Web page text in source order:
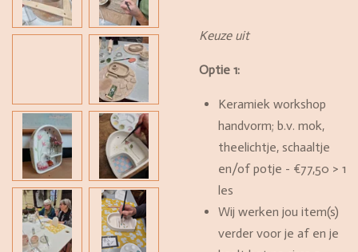
Keuze uit
Optie 1:
Keramiek workshop
handvorm; b.v. mok,
theelichtje, schaaltje
en/of potje - €77,50 > 1
les
Wij werken jou item(s)
verder voor je af en je